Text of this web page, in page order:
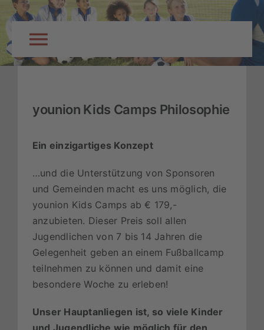
Skip
to
content
Toggle
Über Uns
Standorte & Termine
Anmeldung
younion Kids Camps Philosophie
Ein einzigartiges Konzept
…und die Unterstützung von Sponsoren
und Gemeinden macht es uns möglich, die
younion Kids Camps ab € 179,-
anzubieten. Dieser Preis soll allen
Jugendlichen von 7 bis 14 Jahren die
Gelegenheit geben an einem Fußballcamp
teilnehmen zu können und damit eine
besondere Woche zu erleben!
Unser Hauptanliegen ist, so viele Kinder